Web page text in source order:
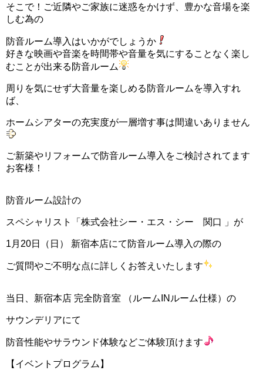
そこで！ご近隣やご家族に迷惑をかけず、豊かな音場を楽
しむ為の
防音ルーム導入はいかがでしょうか
好きな映画や音楽を時間帯や音量を気にすることなく楽し
むことが出来る防音ルーム
周りを気にせず大音量を楽しめる防音ルームを導入すれ
ば、
ホームシアターの充実度が一層増す事は間違いありません
ご新築やリフォームで防音ルーム導入をご検討されてます
お客様！
防音ルーム設計の
スペシャリスト「株式会社シー・エス・シー 関口 」が
1月20日（日） 新宿本店にて防音ルーム導入の際の
ご質問やご不明な点に詳しくお答えいたします
当日、新宿本店 完全防音室 （ルームINルーム仕様）の
サウンデリアにて
防音性能やサラウンド体験などご体験頂けます
【イベントプログラム】